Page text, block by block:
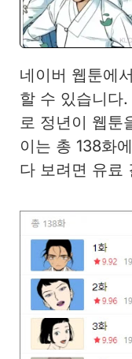
네이버 웹툰에
할 수 있습니다
로 정년이 웹툰
이는 총 138화
다 보려면 유료